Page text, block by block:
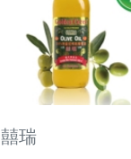
囍瑞